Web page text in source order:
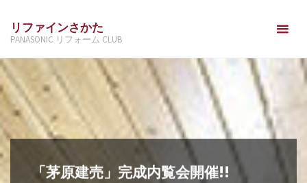
ン
ツ
へ
ス
キ
ッ
プ
リファインさかた
PANASONIC リフォーム CLUB
「茅原建売」完成内覧会開催!!